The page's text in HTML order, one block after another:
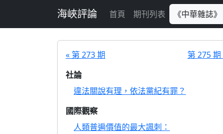
海峽評論 首頁 期刊列表 《中華雜誌》
« 第 273 期
第 275 期
社論
違法關說有理，依法黨紀有罪？
國際觀察
人類普遍價值的最大諷刺：